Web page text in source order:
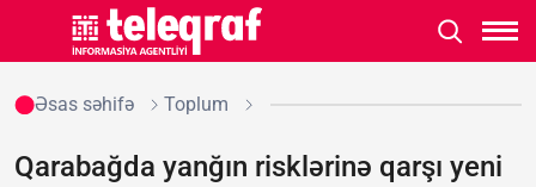
Əsas səhifə Toplum
Qarabağda yanğın risklərinə qarşı yeni